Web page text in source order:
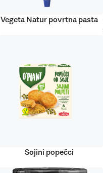
Vegeta Natur povrtna pasta
Sojini popečci